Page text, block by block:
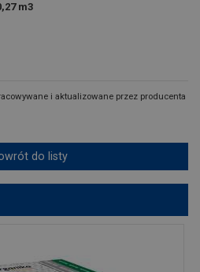
m3
i aktualizowane przez producenta
do listy